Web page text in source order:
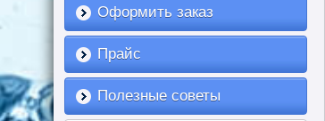
Оформить заказ
Прайс
Полезные советы